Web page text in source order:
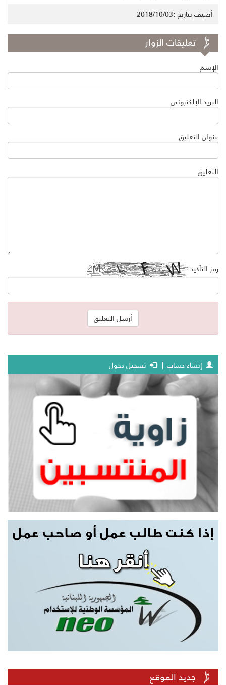
أضيف بتاريخ :2018/10/03
تعليقات الزوار
الإسم
البريد الإلكتروني
عنوان التعليق
التعليق
رمز التأكيد
إنشاء حساب | تسجيل دخول
جديد الموقع